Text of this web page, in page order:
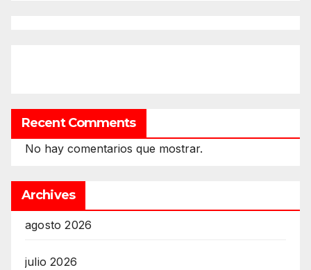
Recent Comments
No hay comentarios que mostrar.
Archives
agosto 2026
julio 2026